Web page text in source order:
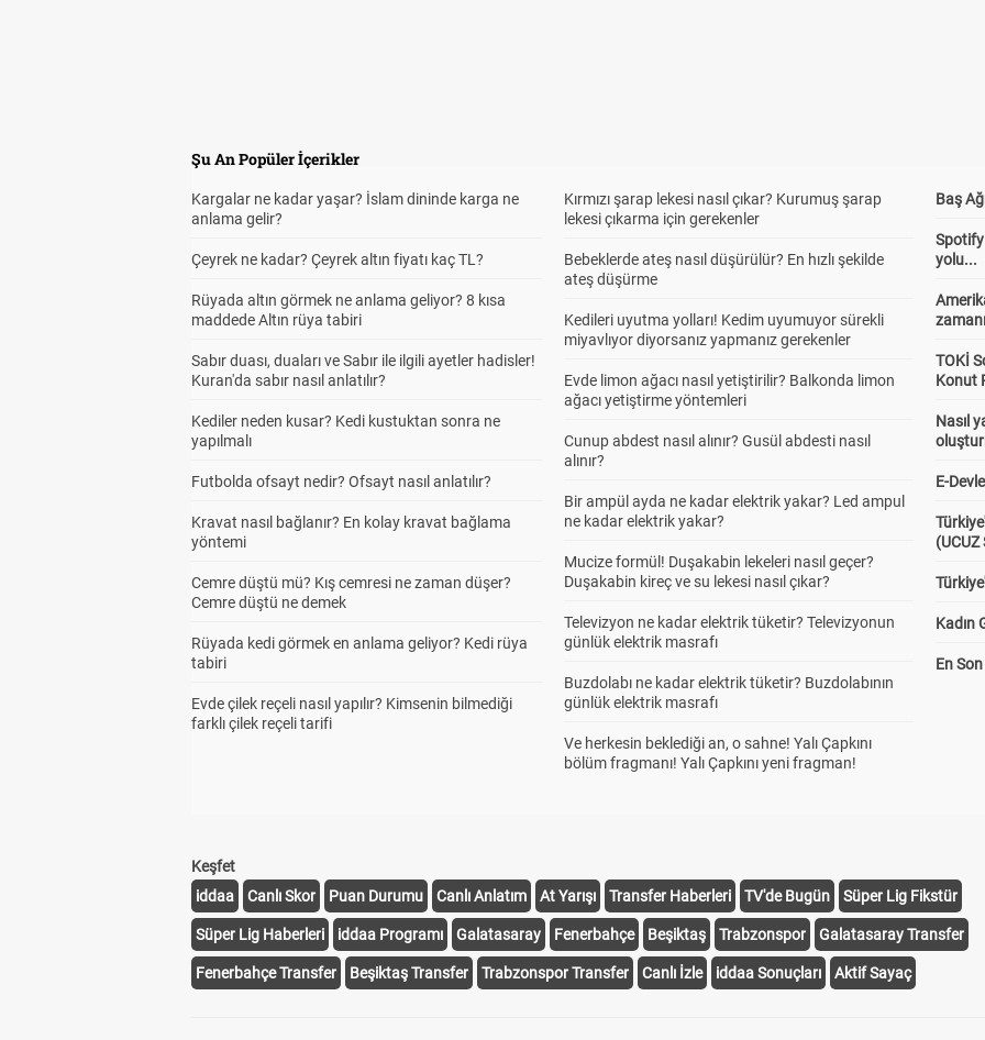
Şu An Popüler İçerikler
Kargalar ne kadar yaşar? İslam dininde karga ne
anlama gelir?
Çeyrek ne kadar? Çeyrek altın fiyatı kaç TL?
Rüyada altın görmek ne anlama geliyor? 8 kısa
maddede Altın rüya tabiri
Sabır duası, duaları ve Sabır ile ilgili ayetler hadisler!
Kuran'da sabır nasıl anlatılır?
Kediler neden kusar? Kedi kustuktan sonra ne
yapılmalı
Futbolda ofsayt nedir? Ofsayt nasıl anlatılır?
Kravat nasıl bağlanır? En kolay kravat bağlama
yöntemi
Cemre düştü mü? Kış cemresi ne zaman düşer?
Cemre düştü ne demek
Rüyada kedi görmek en anlama geliyor? Kedi rüya
tabiri
Evde çilek reçeli nasıl yapılır? Kimsenin bilmediği
farklı çilek reçeli tarifi
Kırmızı şarap lekesi nasıl çıkar? Kurumuş şarap
lekesi çıkarma için gerekenler
Bebeklerde ateş nasıl düşürülür? En hızlı şekilde
ateş düşürme
Kedileri uyutma yolları! Kedim uyumuyor sürekli
miyavlıyor diyorsanız yapmanız gerekenler
Evde limon ağacı nasıl yetiştirilir? Balkonda limon
ağacı yetiştirme yöntemleri
Cunup abdest nasıl alınır? Gusül abdesti nasıl
alınır?
Bir ampül ayda ne kadar elektrik yakar? Led ampul
ne kadar elektrik yakar?
Mucize formül! Duşakabin lekeleri nasıl geçer?
Duşakabin kireç ve su lekesi nasıl çıkar?
Televizyon ne kadar elektrik tüketir? Televizyonun
günlük elektrik masrafı
Buzdolabı ne kadar elektrik tüketir? Buzdolabının
günlük elektrik masrafı
Ve herkesin beklediği an, o sahne! Yalı Çapkını
bölüm fragmanı! Yalı Çapkını yeni fragman!
Baş
Spotify
yolu...
zamanı
TOKİ
Konut
Nasıl
E-
(UCUZ
Kadın
En
Keşfet
iddaa
Canlı Skor Puan Durumu Canlı Anlatım At Yarışı Transfer Haberleri TV'de Bugün Süper Lig Fikstür
Süper Lig Haberleri iddaa Programı Galatasaray Fenerbahçe Beşiktaş Trabzonspor Galatasaray Transfer
Fenerbahçe Transfer Beşiktaş Transfer Trabzonspor Transfer Canlı İzle iddaa Sonuçları Aktif Sayaç